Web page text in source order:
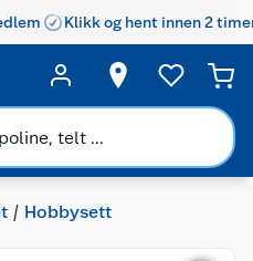
Klikk og hent innen 2
Hobbysett